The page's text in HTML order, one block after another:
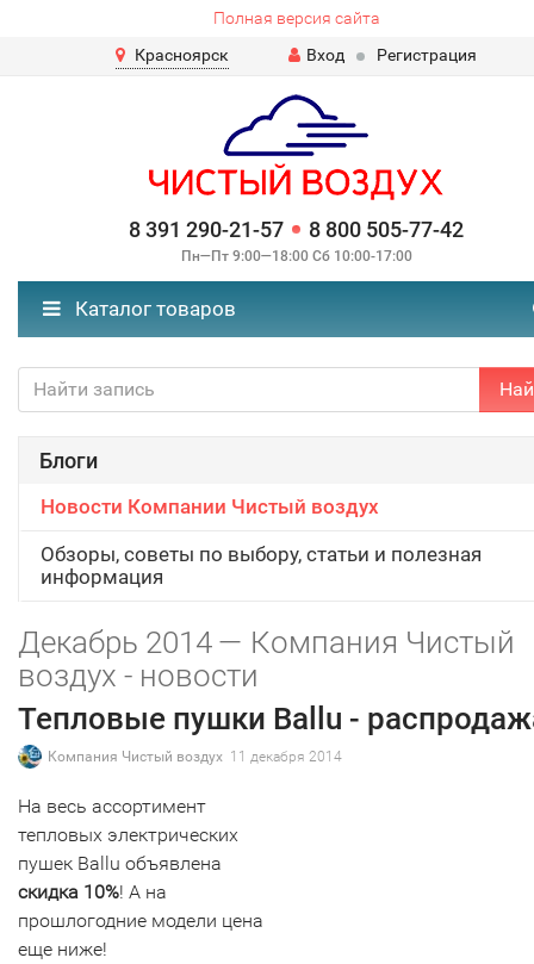
Полная версия сайта
Красноярск
Вход Регистрация
8 391 290-21-57 8 800 505-77-42
Пн—Пт 9:00—18:00 Сб 10:00-17:00
Каталог товаров
Блоги
Новости Компании Чистый воздух
Обзоры, советы по выбору, статьи и полезная
информация
Декабрь 2014 — Компания Чистый
воздух - новости
Тепловые пушки Ballu -
Компания Чистый воздух 11 декабря 2014
На весь ассортимент
тепловых электрических
пушек Ballu объявлена
скидка 10%! А на
прошлогодние модели цена
еще ниже!